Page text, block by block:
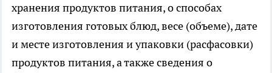
хранения продуктов питания, о способах
изготовления готовых блюд, весе (объеме), дате
и месте изготовления и упаковки (расфасовки)
продуктов питания, а также сведения о